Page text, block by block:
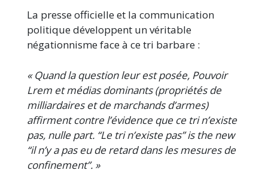
La presse officielle et la communication
politique développent un véritable
négationnisme face à ce tri barbare :
« Quand la question leur est posée, Pouvoir
Lrem et médias dominants (propriétés de
milliardaires et de marchands d’armes)
affirment contre l’évidence que ce tri n’existe
pas, nulle part. “Le tri n’existe pas” is the new
“il n’y a pas eu de retard dans les mesures de
confinement”. »